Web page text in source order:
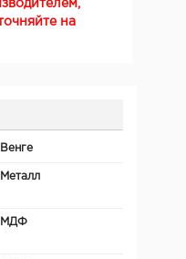
на
Венге
Металл
МДФ